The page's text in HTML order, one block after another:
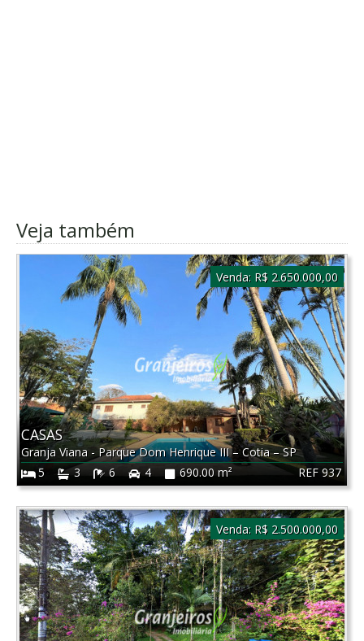
Veja também
REF 937
CASAS
Granja Viana - Parque Dom Henrique III–Cotia–SP
5
3 6 4 690.00 m²
Venda: R$ 2.650.000,00
Venda: R$ 2.500.000,00